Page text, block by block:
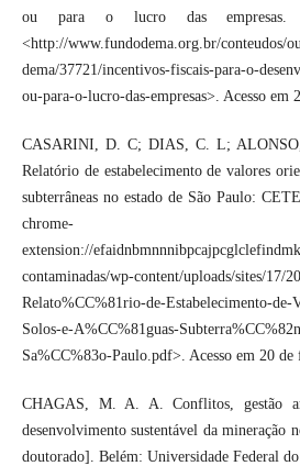
ou para o lucro das empresas.
<http://www.fundodema.org.br/conteudos/
dema/37721/incentivos-fiscais-para-o-
ou-para-o-lucro-das-empresas>. Acesso em
CASARINI, D. C; DIAS, C. L;
Relatório de estabelecimento de valores
subterrâneas no estado de São Paulo:
chrome-
extension://
contaminadas/wp-content/uploads/sites/17/
Relato%CC%81rio-de-Estabelecimento-de-
Solos-e-A%CC%81guas-
Sa%CC%83o-Paulo.pdf>. Acesso em 20 de
CHAGAS, M. A. A. Conflitos, gestão
desenvolvimento sustentável da mineração
doutorado]. Belém: Universidade Federal do